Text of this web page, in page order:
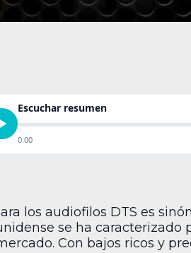
Escuchar resumen
0:00
los audiofilos DTS es
se ha caracterizado
Con bajos ricos y